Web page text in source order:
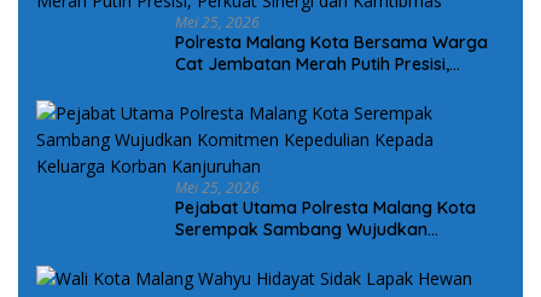
Mei 25, 2026
Polresta Malang Kota Bersama Warga
Cat Jembatan Merah Putih Presisi,
Mei 25, 2026
Pejabat Utama Polresta Malang Kota
Serempak Sambang Wujudkan
Korban Kanjuruhan